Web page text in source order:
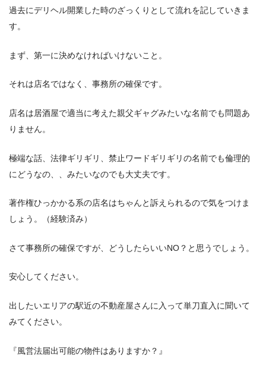
過去にデリヘル開業した時のざっくりとして流れを記していきま
す。
まず、第一に決めなければいけないこと。
それは店名ではなく、事務所の確保です。
店名は居酒屋で適当に考えた親父ギャグみたいな名前でも問題あ
りません。
極端な話、法律ギリギリ、禁止ワードギリギリの名前でも倫理的
にどうなの、、みたいなのでも大丈夫です。
著作権ひっかかる系の店名はちゃんと訴えられるので気をつけま
しょう。（経験済み）
さて事務所の確保ですが、どうしたらいいNO？と思うでしょう。
安心してください。
出したいエリアの駅近の不動産屋さんに入って単刀直入に聞いて
みてください。
『風営法届出可能の物件はありますか？』